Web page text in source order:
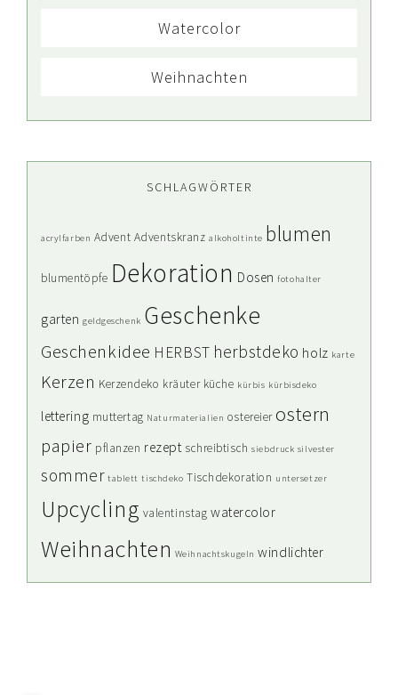
Watercolor
Weihnachten
SCHLAGWÖRTER
acrylfarben Advent Adventskranz alkoholtinte blumen
blumentöpfe Dekoration Dosen fotohalter
garten geldgeschenk Geschenke
Geschenkidee HERBST herbstdeko holz karte
Kerzen Kerzendeko kräuter küche kürbis kürbisdeko
lettering muttertag Naturmaterialien ostereier ostern
papier pflanzen rezept schreibtisch siebdruck silvester
sommer tablett tischdeko Tischdekoration untersetzer
Upcycling valentinstag watercolor
Weihnachten Weihnachtskugeln windlichter